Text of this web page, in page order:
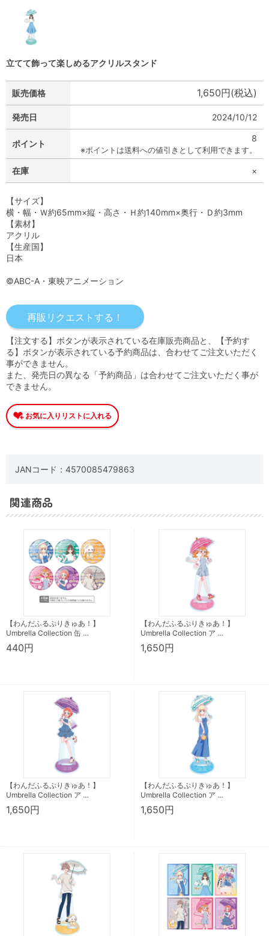
立てて飾って楽しめるアクリルスタンド
販売価格 1,650円(税込)
発売日 2024/10/12
ポイント
8
※ポイントは送料への値引きとして利用できます。
在庫 ×
【サイズ】
横・幅・Ｗ約65mm×縦・高さ・Ｈ約140mm×奥行・Ｄ約3mm
【素材】
アクリル
【生産国】
日本
©ABC-A・東映アニメーション
【注文する】ボタンが表示されている在庫販売商品と、【予約す
る】ボタンが表示されている予約商品は、合わせてご注文いただく
事ができません。
また、発売日の異なる「予約商品」は合わせてご注文いただく事が
できません。
JANコード：4570085479863
関連商品
【わんだふるぷりきゅあ！】
Umbrella Collection 缶 …
440円
【わんだふるぷりきゅあ！】
Umbrella Collection ア …
1,650円
【わんだふるぷりきゅあ！】
Umbrella Collection ア …
1,650円
【わんだふるぷりきゅあ！】
Umbrella Collection ア …
1,650円